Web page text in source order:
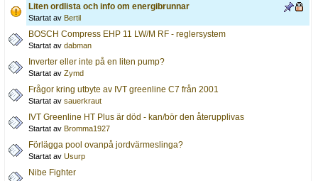
Liten ordlista och info om energibrunnar
Startat av Bertil
BOSCH Compress EHP 11 LW/M RF - reglersystem
Startat av dabman
Inverter eller inte på en liten pump?
Startat av Zymd
Frågor kring utbyte av IVT greenline C7 från 2001
Startat av sauerkraut
IVT Greenline HT Plus är död - kan/bör den återupplivas
Startat av Bromma1927
Förlägga pool ovanpå jordvärmeslinga?
Startat av Usurp
Nibe Fighter